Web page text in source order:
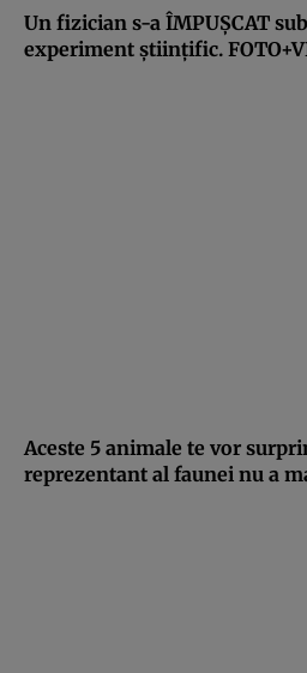
Un fizician s-a ÎMPUŞCAT
experiment ştiinţific.
Aceste 5 animale te vor
reprezentant al faunei nu a